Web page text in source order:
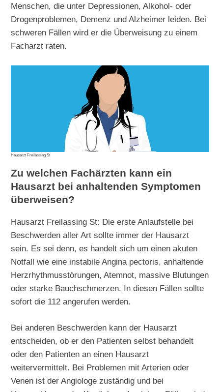
Menschen, die unter Depressionen, Alkohol- oder
Drogenproblemen, Demenz und Alzheimer leiden. Bei
schweren Fällen wird er die Überweisung zu einem
Facharzt raten.
Hausarzt Freilassing St
Zu welchen Fachärzten kann ein
Hausarzt bei anhaltenden Symptomen
überweisen?
Hausarzt Freilassing St: Die erste Anlaufstelle bei
Beschwerden aller Art sollte immer der Hausarzt
sein. Es sei denn, es handelt sich um einen akuten
Notfall wie eine instabile Angina pectoris, anhaltende
Herzrhythmusstörungen, Atemnot, massive Blutungen
oder starke Bauchschmerzen. In diesen Fällen sollte
sofort die 112 angerufen werden.
Bei anderen Beschwerden kann der Hausarzt
entscheiden, ob er den Patienten selbst behandelt
oder den Patienten an einen Hausarzt
weitervermittelt. Bei Problemen mit Arterien oder
Venen ist der Angiologe zuständig und bei